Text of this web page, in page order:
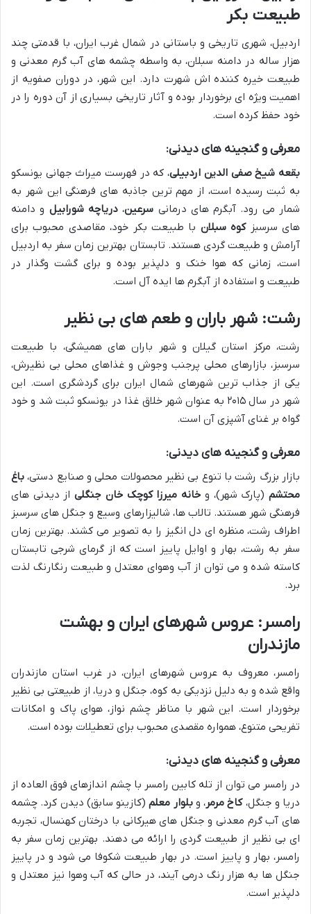
طبیعت بکر
اردبیل، شهری تاریخی و باستانی در شمال غرب ایران، با قدمتی چند
هزار ساله در دامنه سبلان، به واسطه چشمه های آب گرم معدنی و
طبیعت خیره کننده اش شهرت دارد. این شهر، در دوران صفویه از
اهمیت ویژه ای برخوردار بوده و آثار تاریخی بسیاری از آن دوره را در
خود حفظ کرده است.
معرفی و گنجینه های دیدنی:
بقعه شیخ صفی الدین اردبیلی، که در فهرست میراث جهانی یونسکو
به ثبت رسیده است، از مهم ترین جاذبه های فرهنگی این شهر به
شمار می رود. آبگرم های درمانی سرعین،دریاچه شورابیل و دامنه
های سرسبزکوه سبلان با طبیعت بکر خود، مقاصدی محبوب برای
آرامش و طبیعت گردی هستند. تابستان بهترین زمان سفر به اردبیل
است، زمانی که هوا خنک و دلپذیر بوده و برای گشت وگذار در
طبیعت و استفاده از آبگرم ها ایده آل است.
رشت: شهر باران و طعم های بی نظیر
رشت، مرکز استان گیلان و شهر باران های همیشگی، با طبیعت
سرسبز، بازارهای محلی پرجنب وجوش و غذاهای محلی بی نظیرش،
یکی از جذاب ترین شهرهای شمال ایران برای گردشگری است. این
شهر در سال ۲۰۱۵ به عنوان شهر خلاق غذا در یونسکو ثبت شد و خود
گواه بر غنای آشپزی آن است.
معرفی و گنجینه های دیدنی:
بازار بزرگ رشت با تنوع بی نظیر محصولات محلی و صنایع دستی، باغ
محتشم(پارک شهر)، و خانه میرزا کوچک خان جنگلیاز دیدنی های
فرهنگی شهر هستند. تالاب ها، شالیزارهای وسیع و جنگل های سرسبز
اطراف رشت، منظره ای دل انگیز را به تصویر می کشند. بهترین زمان
سفر به رشت، بهار و اوایل پاییز است که از گرمای شرجی تابستان
کاسته شده و می توان از آب وهوای معتدل و طبیعت رنگارنگ لذت
برد.
رامسر: عروس شهرهای ایران و بهشت
مازندران
رامسر، معروف به عروس شهرهای ایران، در غرب استان مازندران
واقع شده و به دلیل نزدیکی به کوه، جنگل و دریا، از طبیعتی بی نظیر
برخوردار است. این شهر با مناظر چشم نواز، هوای پاک و امکانات
تفریحی متنوع، همواره مقصدی محبوب برای تعطیلات بوده است.
معرفی و گنجینه های دیدنی:
در رامسر می توان از تله کابین رامسر با چشم اندازهای فوق العاده از
دریا و جنگل،کاخ مرمر، وبلوار معلم(کازینو سابق) دیدن کرد. چشمه
های آب گرم معدنی و جنگل های هیرکانی با درختان کهنسال، تجربه
ای بی نظیر از طبیعت گردی را ارائه می دهند. بهترین زمان سفر به
رامسر، بهار و پاییز است. در بهار طبیعت شکوفا می شود و در پاییز
جنگل ها به هزار رنگ درمی آیند، در حالی که آب وهوا نیز معتدل و
دلپذیر است.